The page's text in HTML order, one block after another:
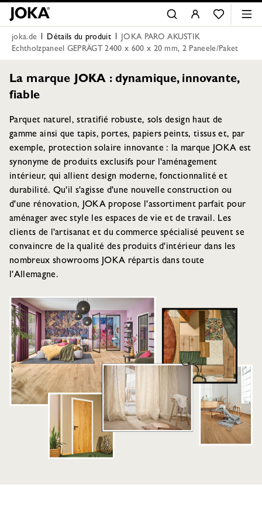
joka.de Détails du produit
JOKA PARO AKUSTIK
Echtholzpaneel GEPRÄGT 2400 x 600 x 20 mm, 2 Paneele/Paket
La marque JOKA : dynamique, innovante,
fiable
Parquet naturel, stratifié robuste, sols design haut de
gamme ainsi que tapis, portes, papiers peints, tissus et, par
exemple, protection solaire innovante : la marque JOKA est
synonyme de produits exclusifs pour l'aménagement
intérieur, qui allient design moderne, fonctionnalité et
durabilité. Qu'il s'agisse d'une nouvelle construction ou
d'une rénovation, JOKA propose l'assortiment parfait pour
aménager avec style les espaces de vie et de travail. Les
clients de l'artisanat et du commerce spécialisé peuvent se
convaincre de la qualité des produits d'intérieur dans les
nombreux showrooms JOKA répartis dans toute
l'Allemagne.